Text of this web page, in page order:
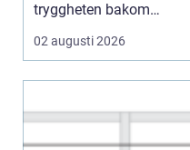
tryggheten bakom
många kommuners,
privata vårdgivares och
vårdcentraler har stängt,
hemtjänsten behöver
02 augusti 2026